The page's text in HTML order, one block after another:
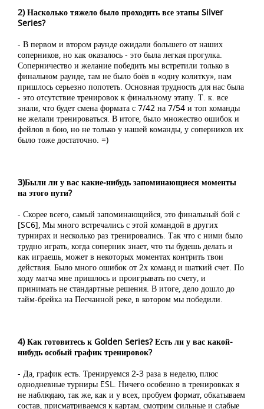
2) Насколько тяжело было проходить все этапы Silver
Series?
- В первом и втором раунде ожидали большего от наших
соперников, но как оказалось - это была легкая прогулка.
Соперничество и желание победить мы встретили только в
финальном раунде, там не было боёв в «одну колитку», нам
пришлось серьезно попотеть. Основная трудность для нас была
- это отсутствие тренировок к финальному этапу. Т. к. все
знали, что будет смена формата с 7/42 на 7/54 и топ команды
не желали тренироваться. В итоге, было множество ошибок и
фейлов в бою, но не только у нашей команды, у соперников их
было тоже достаточно. =)
3)Были ли у вас какие-нибудь запоминающиеся моменты
на этого пути?
- Скорее всего, самый запоминающийся, это финальный бой с
[SC6], Мы много встречались с этой командой в других
турнирах и несколько раз тренировались. Так что с ними было
трудно играть, когда соперник знает, что ты будешь делать и
как играешь, может в некоторых моментах контрить твои
действия. Было много ошибок от 2х команд и шаткий счет. По
ходу матча мне пришлось и проигрывать по счету, и
принимать не стандартные решения. В итоге, дело дошло до
тайм-брейка на Песчанной реке, в котором мы победили.
4) Как готовитесь к Golden Series? Есть ли у вас какой-
нибудь особый график тренировок?
- Да, график есть. Тренируемся 2-3 раза в неделю, плюс
однодневные турниры ESL. Ничего особенно в тренировках я
не наблюдаю, так же, как и у всех, пробуем формат, обкатываем
состав, присматриваемся к картам, смотрим сильные и слабые